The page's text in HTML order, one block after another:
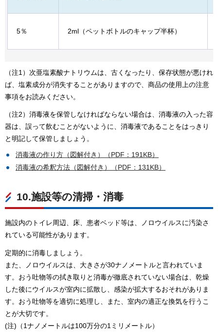
5％ 2ml（ペットボトルのキャップ半杯）
（注1）次亜塩素酸ナトリウムは、古くなったり、保存状態が悪けれ
ば、塩素成分が消失することがありますので、商品の使用上の注意
事項をお読みください。
（注2）消毒液を保管しなければならない場合は、消毒液の入った容
器は、誤って飲むことがないように、消毒液であることをはっきり
と明記して保管しましょう。
消毒液の作り方（図解付き）（PDF：191KB）
消毒液の希釈方法（図解付き）（PDF：131KB）
10.施設等の清掃・消毒
施設内のトイレ周辺、床、患者ベッド等は、ノロウイルスに汚染さ
れている可能性があります。
定期的に消毒しましょう。
また、ノロウイルスは、大きさが30ナノメートルと言われていま
す。おう吐物等の拭き取りと消毒が徹底されていない場合は、乾燥
した後にウイルスが室内に拡散し、感染が拡大するおそれがありま
す。おう吐物等を適切に処理し、また、室内の適正な換気を行うこ
とが大切です。
(注)（1ナノメートルは100万分の1ミリメートル）